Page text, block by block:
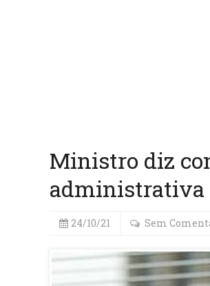
Ministro diz
administrativa
24/10/21 Sem